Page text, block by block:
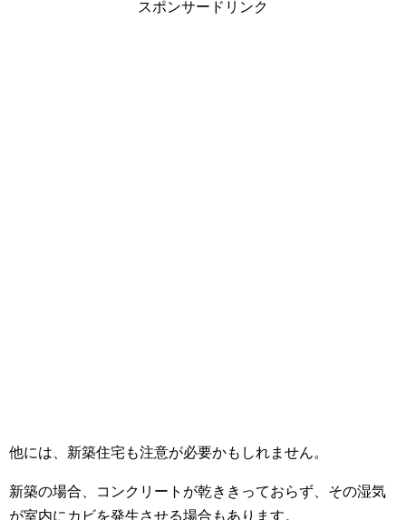
スポンサードリンク
他には、新築住宅も注意が必要かもしれません。
新築の場合、コンクリートが乾ききっておらず、その湿気
が室内にカビを発生させる場合もあります。